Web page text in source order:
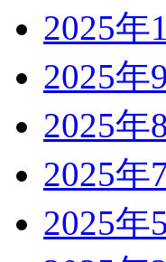
2025年
2025年
2025年
2025年
2025年